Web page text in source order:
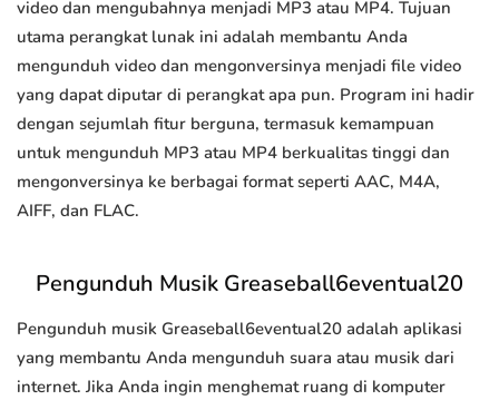
video dan mengubahnya menjadi MP3 atau MP4. Tujuan
utama perangkat lunak ini adalah membantu Anda
mengunduh video dan mengonversinya menjadi file video
yang dapat diputar di perangkat apa pun. Program ini hadir
dengan sejumlah fitur berguna, termasuk kemampuan
untuk mengunduh MP3 atau MP4 berkualitas tinggi dan
mengonversinya ke berbagai format seperti AAC, M4A,
AIFF, dan FLAC.
Pengunduh Musik Greaseball6eventual20
Pengunduh musik Greaseball6eventual20 adalah aplikasi
yang membantu Anda mengunduh suara atau musik dari
internet. Jika Anda ingin menghemat ruang di komputer